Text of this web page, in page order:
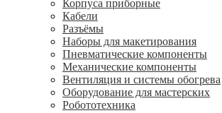
Корпуса приборные
Кабели
Разъёмы
Наборы для макетирования
Пневматические компоненты
Механические компоненты
Вентиляция и системы обогрева
Оборудование для мастерских
Робототехника